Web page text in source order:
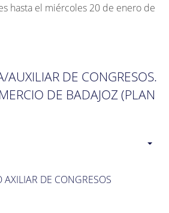
hasta el miércoles 20 de enero de
AUXILIAR DE CONGRESOS.
DE BADAJOZ (PLAN